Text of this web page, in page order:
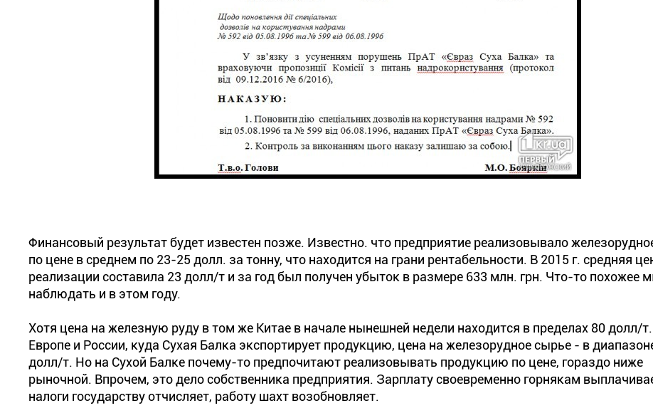
Финансовый результат будет известен позже. Известно. что предприятие реализовывало
по цене в среднем по 23-25 долл. за тонну, что находится на грани рентабельности. В 2015 г. средняя
реализации составила 23 долл/т и за год был получен убыток в размере 633 млн. грн. Что-то похожее
наблюдать и в этом году.
Хотя цена на железную руду в том же Китае в начале нынешней недели находится в пределах 80 долл/
Европе и России, куда Сухая Балка экспортирует продукцию, цена на железорудное сырье - в
долл/т. Но на Сухой Балке почему-то предпочитают реализовывать продукцию по цене, гораздо ниже
рыночной. Впрочем, это дело собственника предприятия. Зарплату своевременно горнякам
налоги государству отчисляет, работу шахт возобновляет.